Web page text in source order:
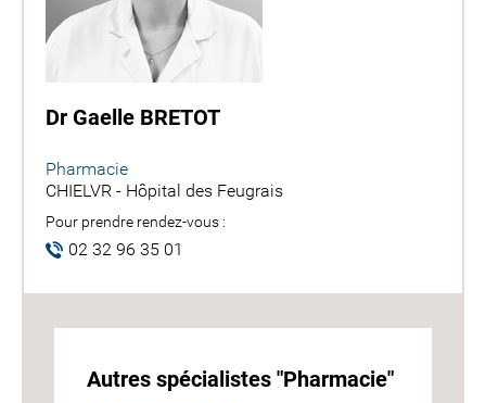
Dr Gaelle BRETOT
Pharmacie
CHIELVR - Hôpital des Feugrais
Pour prendre rendez-vous :
02 32 96 35 01
Autres spécialistes "Pharmacie"